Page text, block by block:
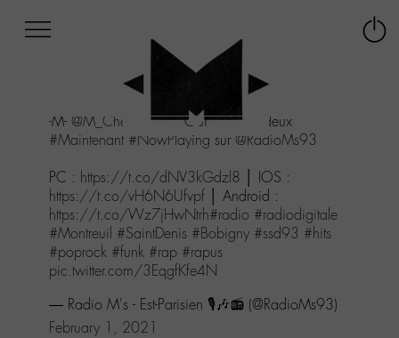
au
menu
contenu
Aller
recherche
-M- @M_Chedid
avec Qui de nous deux
#Maintenant #NowPlaying sur @RadioMs93
PC : https://t.co/dNV3kGdzl8 │ IOS :
https://t.co/vH6N6Ufvpf │ Android :
https://t.co/Wz7jHwNtrh#radio #radiodigitale
#Montreuil #SaintDenis #Bobigny #ssd93 #hits
#poprock #funk #rap #rapus
pic.twitter.com/3EqgfKfe4N
— Radio M's - Est-Parisien 🎙️🎶📻 (@RadioMs93)
February 1, 2021